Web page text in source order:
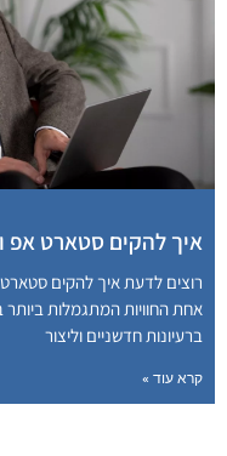
איך להקים סטארט אפ
רוצים לדעת איך להקים
אחת החוויות המתגמלות
ברעיונות חדשניים וליצור
קרא עוד »